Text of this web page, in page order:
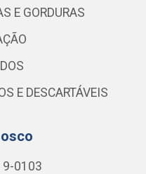
E GORDURAS
E DESCARTÁVEIS
0103